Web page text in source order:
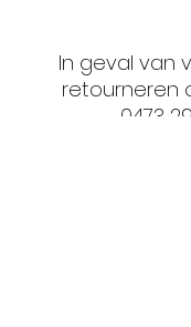
In geval van
retourneren
0473